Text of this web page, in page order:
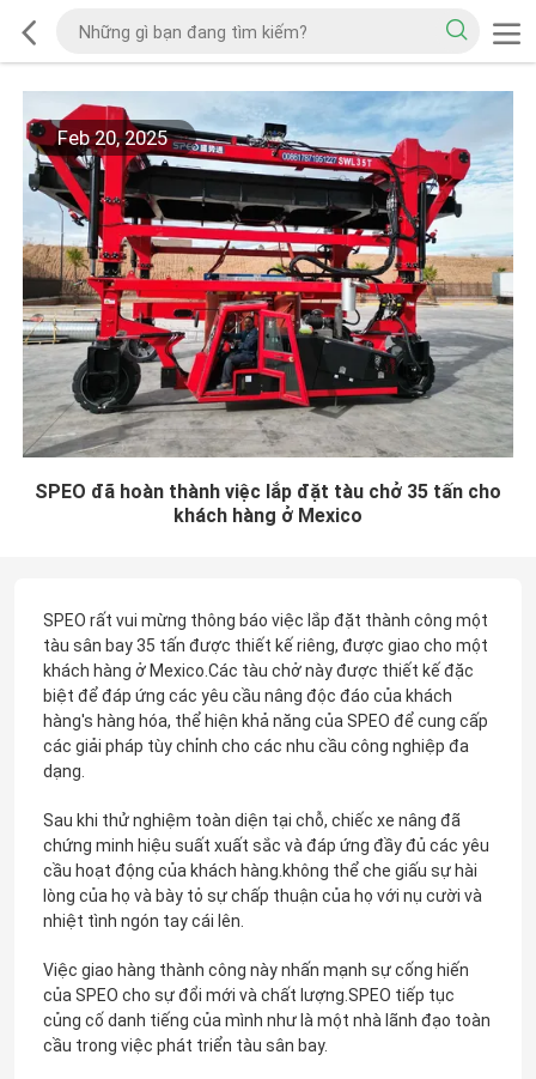
Feb 20, 2025
SPEO đã hoàn thành việc lắp đặt tàu chở 35 tấn cho
khách hàng ở Mexico
SPEO rất vui mừng thông báo việc lắp đặt thành công một
tàu sân bay 35 tấn được thiết kế riêng, được giao cho một
khách hàng ở Mexico.Các tàu chở này được thiết kế đặc
biệt để đáp ứng các yêu cầu nâng độc đáo của khách
hàng's hàng hóa, thể hiện khả năng của SPEO để cung cấp
các giải pháp tùy chỉnh cho các nhu cầu công nghiệp đa
dạng.
Sau khi thử nghiệm toàn diện tại chỗ, chiếc xe nâng đã
chứng minh hiệu suất xuất sắc và đáp ứng đầy đủ các yêu
cầu hoạt động của khách hàng.không thể che giấu sự hài
lòng của họ và bày tỏ sự chấp thuận của họ với nụ cười và
nhiệt tình ngón tay cái lên.
Việc giao hàng thành công này nhấn mạnh sự cống hiến
của SPEO cho sự đổi mới và chất lượng.SPEO tiếp tục
củng cố danh tiếng của mình như là một nhà lãnh đạo toàn
cầu trong việc phát triển tàu sân bay.